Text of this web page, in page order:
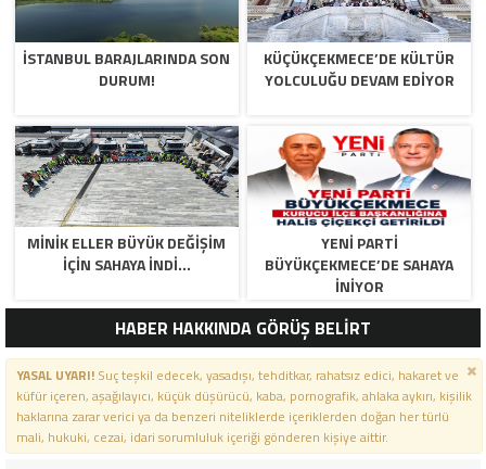
İSTANBUL BARAJLARINDA SON
DURUM!
KÜÇÜKÇEKMECE’DE KÜLTÜR
YOLCULUĞU DEVAM EDİYOR
MİNİK ELLER BÜYÜK DEĞİŞİM
İÇİN SAHAYA İNDİ…
YENİ PARTİ
BÜYÜKÇEKMECE’DE SAHAYA
İNİYOR
HABER HAKKINDA GÖRÜŞ BELİRT
YASAL UYARI!Suç teşkil edecek, yasadışı, tehditkar, rahatsız edici, hakaret ve
küfür içeren, aşağılayıcı, küçük düşürücü, kaba, pornografik, ahlaka aykırı, kişilik
haklarına zarar verici ya da benzeri niteliklerde içeriklerden doğan her türlü
mali, hukuki, cezai, idari sorumluluk içeriği gönderen kişiye aittir.